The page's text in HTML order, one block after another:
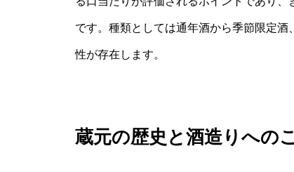
です。種類としては通年酒から季節限定
性が存在します。
蔵元の歴史と酒造りへの